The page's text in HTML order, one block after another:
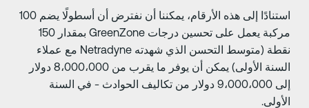
استنادًا إلى هذه الأرقام، يمكننا أن نفترض أن أسطولًا يضم 100
مركبة يعمل على تحسين درجات GreenZone بمقدار 150
نقطة (متوسط التحسن الذي شهدته Netradyne مع عملاء
السنة الأولى) يمكن أن يوفر ما يقرب من 8،000،000 دولار
إلى 9،000،000 دولار من تكاليف الحوادث - في السنة